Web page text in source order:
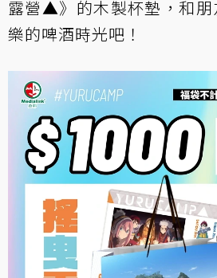
露營▲》的木製杯墊，和
樂的啤酒時光吧！